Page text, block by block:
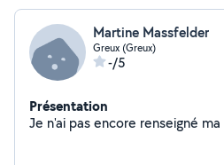
Martine Massfelder
Greux (Greux)
-/5
Présentation